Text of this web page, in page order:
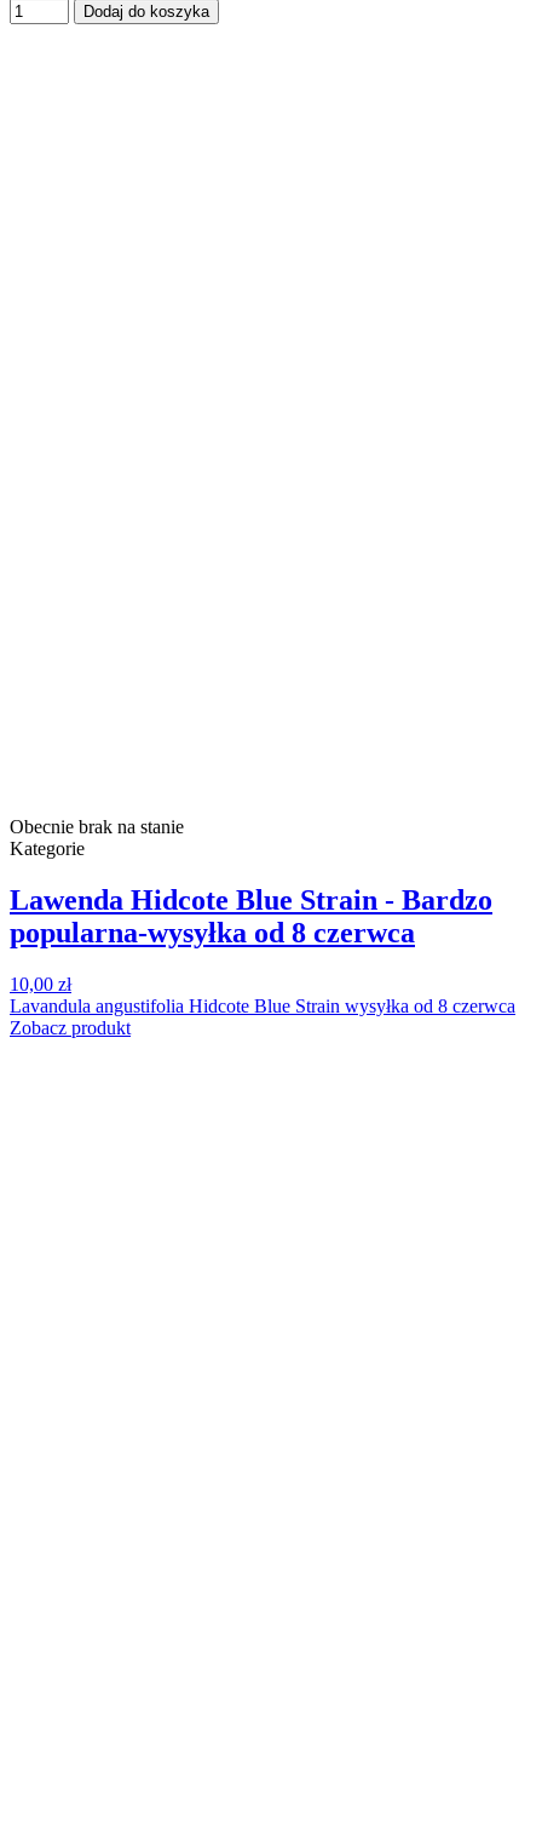
Dodaj do koszyka
Obecnie brak na stanie
Kategorie
Lawenda Hidcote Blue Strain - Bardzo
popularna-wysyłka od 8 czerwca
10,00 zł
Lavandula angustifolia Hidcote Blue Strain wysyłka od 8 czerwca
Zobacz produkt